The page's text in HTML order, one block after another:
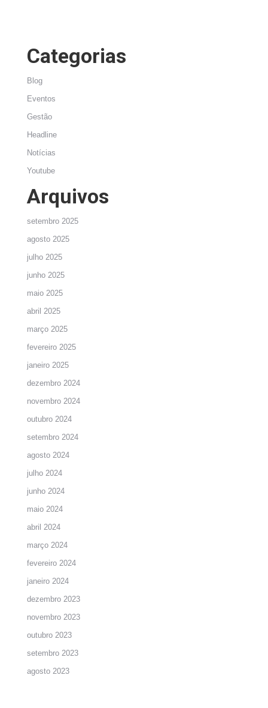
Categorias
Blog
Eventos
Gestão
Headline
Notícias
Youtube
Arquivos
setembro 2025
agosto 2025
julho 2025
junho 2025
maio 2025
abril 2025
março 2025
fevereiro 2025
janeiro 2025
dezembro 2024
novembro 2024
outubro 2024
setembro 2024
agosto 2024
julho 2024
junho 2024
maio 2024
abril 2024
março 2024
fevereiro 2024
janeiro 2024
dezembro 2023
novembro 2023
outubro 2023
setembro 2023
agosto 2023